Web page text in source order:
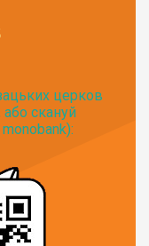
церков
або скануй